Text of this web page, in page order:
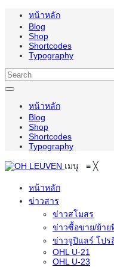
หน้าหลัก
Blog
Shop
Shortcodes
Typography
หน้าหลัก
Blog
Shop
Shortcodes
Typography
เมนู ≡ ╳
หน้าหลัก
ข่าวสาร
ข่าวสโมสร
ข่าวซื้อขาย/ย้าย
ข่าวจูปิแลร์ โปร
OHL U-21
OHL U-23